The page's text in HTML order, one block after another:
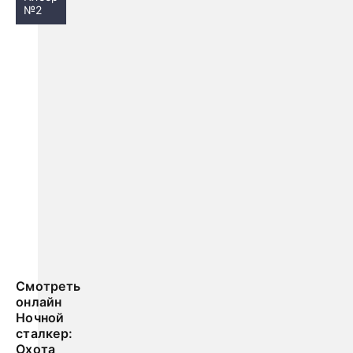
№2
Смотреть
онлайн
Ночной
сталкер:
Охота